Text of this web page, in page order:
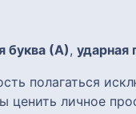
буква (А), ударная
полагаться
личное